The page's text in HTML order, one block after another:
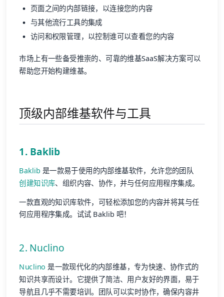
页面之间的内部链接，以连接您的内容
与其他流行工具的集成
访问和权限管理，以控制谁可以查看您的内容
市场上有一些备受推崇的、可靠的维基SaaS解决方案可以
帮助您开始构建维基。
顶级内部维基软件与工具
1. Baklib
Baklib 是一款易于使用的内部维基软件，允许您的团队
创建知识库、组织内容、协作，并与任何应用程序集成。
一款直观的知识库软件，可轻松添加您的内容并将其与任
何应用程序集成。试试 Baklib 吧！
2. Nuclino
Nuclino 是一款现代化的内部维基，专为快速、协作式的
知识共享而设计。它提供了简洁、用户友好的界面，易于
导航且几乎不需要培训。团队可以实时协作，确保内容井